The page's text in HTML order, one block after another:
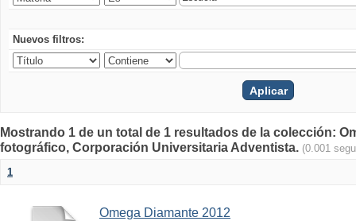
Nuevos filtros:
Mostrando 1 de un total de 1 resultados de la colección:
fotográfico, Corporación Universitaria Adventista. (0.001
1
Omega Diamante 2012